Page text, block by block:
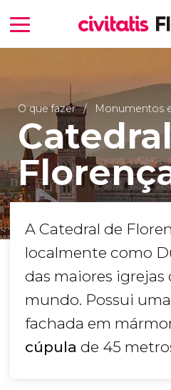
O que fazer Monumentos
A Catedral de
localmente como
das maiores igrejas
mundo. Possui
fachada em
cúpula de 45